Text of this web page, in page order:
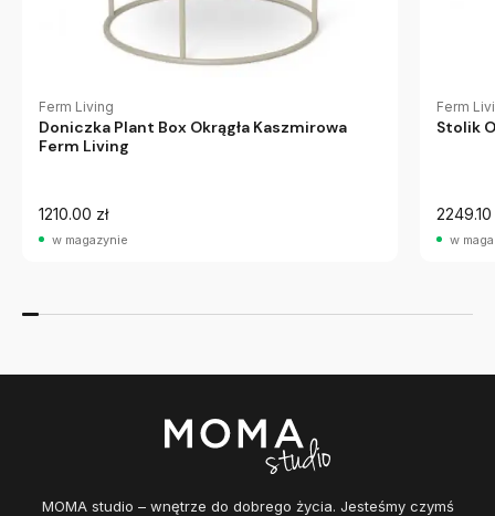
Ferm Living
Doniczka Plant Box Okrągła Kaszmirowa
Ferm Living
1210.00 zł
w magazynie
Ferm
Stolik
2249.10
w
MOMA studio – wnętrze do dobrego życia. Jesteśmy czymś